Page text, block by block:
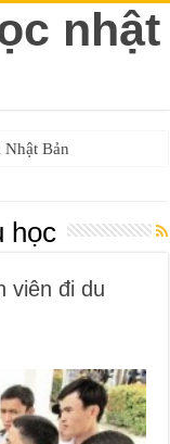
Nhật Bản
học
viên đi du